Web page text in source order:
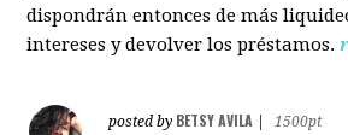
dispondrán entonces de más
intereses y devolver los préstamos.
posted by BETSY AVILA
1500pt